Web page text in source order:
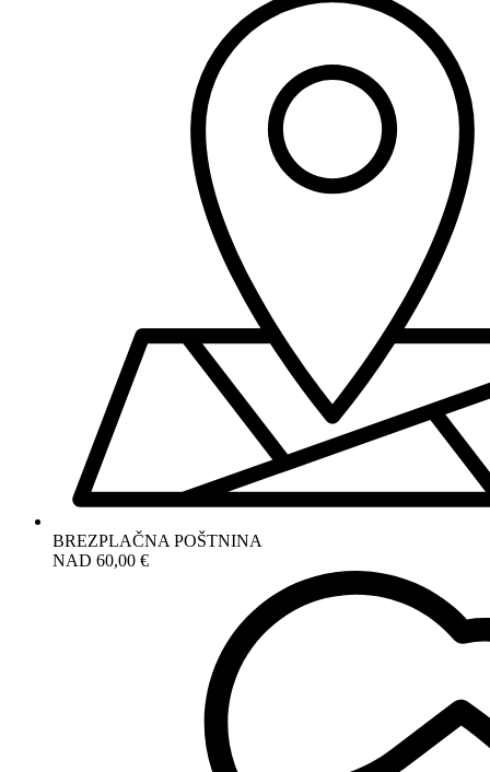
BREZPLAČNA POŠTNINA
NAD 60,00 €